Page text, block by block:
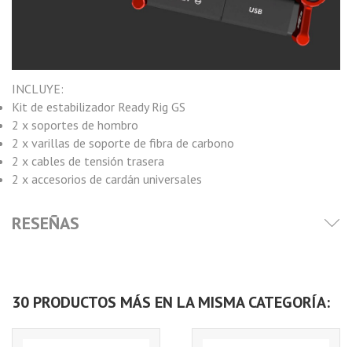
INCLUYE:
Kit de estabilizador Ready Rig GS
2 x soportes de hombro
2 x varillas de soporte de fibra de carbono
2 x cables de tensión trasera
2 x accesorios de cardán universales
RESEÑAS
30 PRODUCTOS MÁS EN LA MISMA CATEGORÍA: